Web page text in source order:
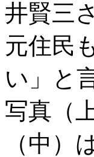
井賢三
元住民
い」と
写真（
（中）